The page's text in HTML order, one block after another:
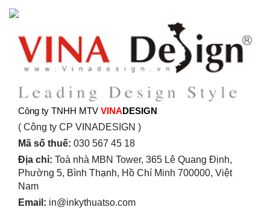
Công ty TNHH MTV VINADESIGN
( Công ty CP VINADESIGN )
Mã số thuế: 030 567 45 18
Địa chỉ: Toà nhà MBN Tower, 365 Lê Quang Định,
Phường 5, Bình Thạnh, Hồ Chí Minh 700000, Việt
Nam
Email: in@inkythuatso.com